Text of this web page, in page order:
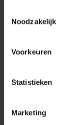
Noodzakelijk
Voorkeuren
Statistieken
Marketing